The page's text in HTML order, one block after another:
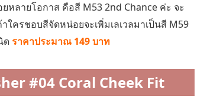
หลายโอกาส คือสี M53 2nd Chance ค่ะ จะ
ครชอบสีจัดหน่อยจะเพิ่มเลเวลมาเป็นสี M59
ดราคาประมาณ 149 บาท
#04 Coral Cheek Fit